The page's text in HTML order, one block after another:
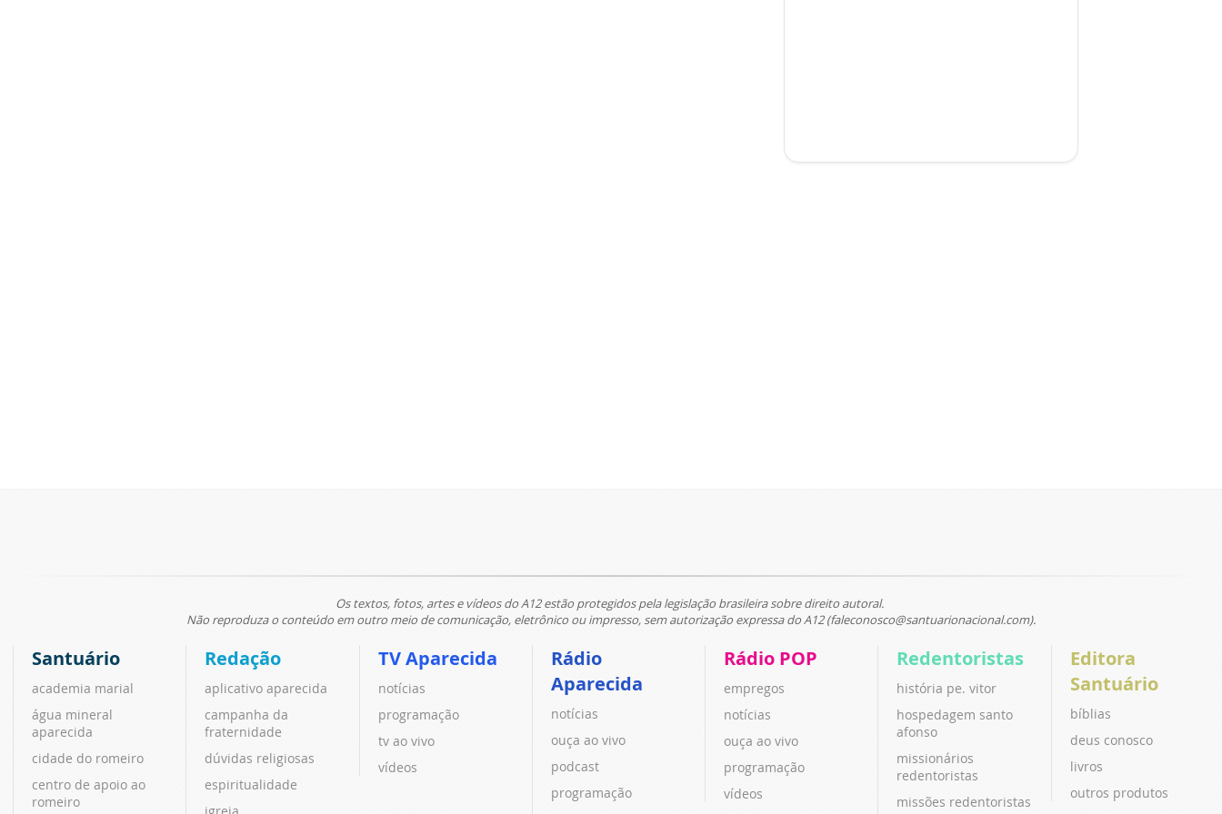
Os textos, fotos, artes e vídeos do A12 estão protegidos pela legislação brasileira sobre direito autoral.
Não reproduza o conteúdo em outro meio de comunicação, eletrônico ou impresso, sem autorização expressa do A12 (faleconosco@santuarionacional.com).
Santuário
academia marial
água mineral
aparecida
cidade do romeiro
centro de apoio ao
romeiro
Redação
aplicativo aparecida
campanha da
fraternidade
dúvidas religiosas
espiritualidade
igreja
TV Aparecida
notícias
programação
tv ao vivo
vídeos
Rádio
Aparecida
notícias
ouça ao vivo
podcast
programação
Rádio POP
empregos
notícias
ouça ao vivo
programação
vídeos
Redentoristas
história pe. vitor
hospedagem santo
afonso
missionários
redentoristas
missões redentoristas
Editora
Santuário
bíblias
deus conosco
livros
outros produtos